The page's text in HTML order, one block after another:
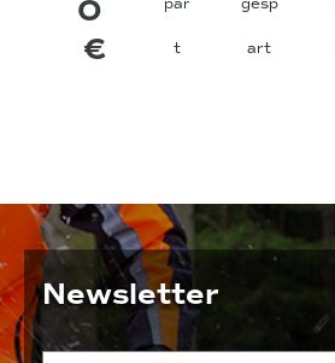
0
€
par
t
gesp
art
Newsletter